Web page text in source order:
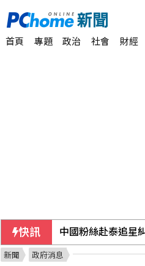
首頁 專題 政治 社會 財經
快訊 中國粉絲赴泰追星
新聞 政府消息